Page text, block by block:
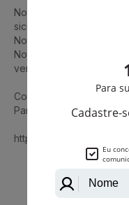
Notas de Topo:
siciliana.
Notas de Coração:
Notas de Fundo:
vermelho.
Conheça também
Parfum
https://